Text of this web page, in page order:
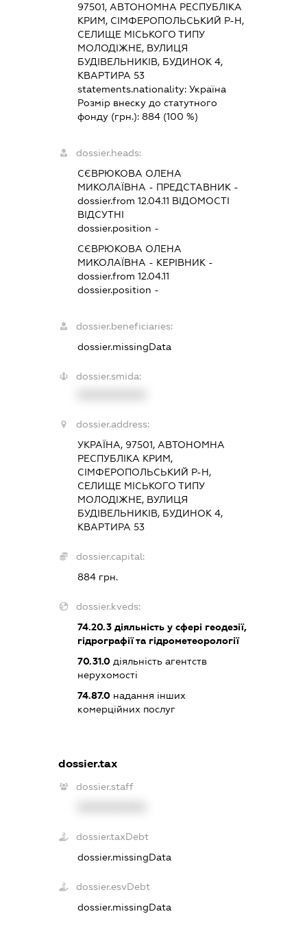
97501, АВТОНОМНА РЕСПУБЛІКА
КРИМ, СІМФЕРОПОЛЬСЬКИЙ Р-Н,
СЕЛИЩЕ МІСЬКОГО ТИПУ
МОЛОДІЖНЕ, ВУЛИЦЯ
БУДІВЕЛЬНИКІВ, БУДИНОК 4,
КВАРТИРА 53
statements.nationality: Україна
Розмір внеску до статутного
фонду (грн.): 884(100 %)
dossier.heads:
СЄВРЮКОВА ОЛЕНА
МИКОЛАЇВНА - ПРЕДСТАВНИК -
dossier.from 12.04.11 ВІДОМОСТІ
ВІДСУТНІ
dossier.position -
СЄВРЮКОВА ОЛЕНА
МИКОЛАЇВНА - КЕРІВНИК -
dossier.from 12.04.11
dossier.position -
dossier.beneficiaries:
dossier.missingData
dossier.smida:
dossier.address:
УКРАЇНА, 97501, АВТОНОМНА
РЕСПУБЛІКА КРИМ,
СІМФЕРОПОЛЬСЬКИЙ Р-Н,
СЕЛИЩЕ МІСЬКОГО ТИПУ
МОЛОДІЖНЕ, ВУЛИЦЯ
БУДІВЕЛЬНИКІВ, БУДИНОК 4,
КВАРТИРА 53
dossier.capital:
884 грн.
dossier.kveds:
74.20.3діяльність у сфері геодезії,
гідрографії та гідрометеорології
70.31.0діяльність агентств
нерухомості
74.87.0надання інших
комерційних послуг
dossier.tax
dossier.staff
dossier.taxDebt
dossier.missingData
dossier.esvDebt
dossier.missingData